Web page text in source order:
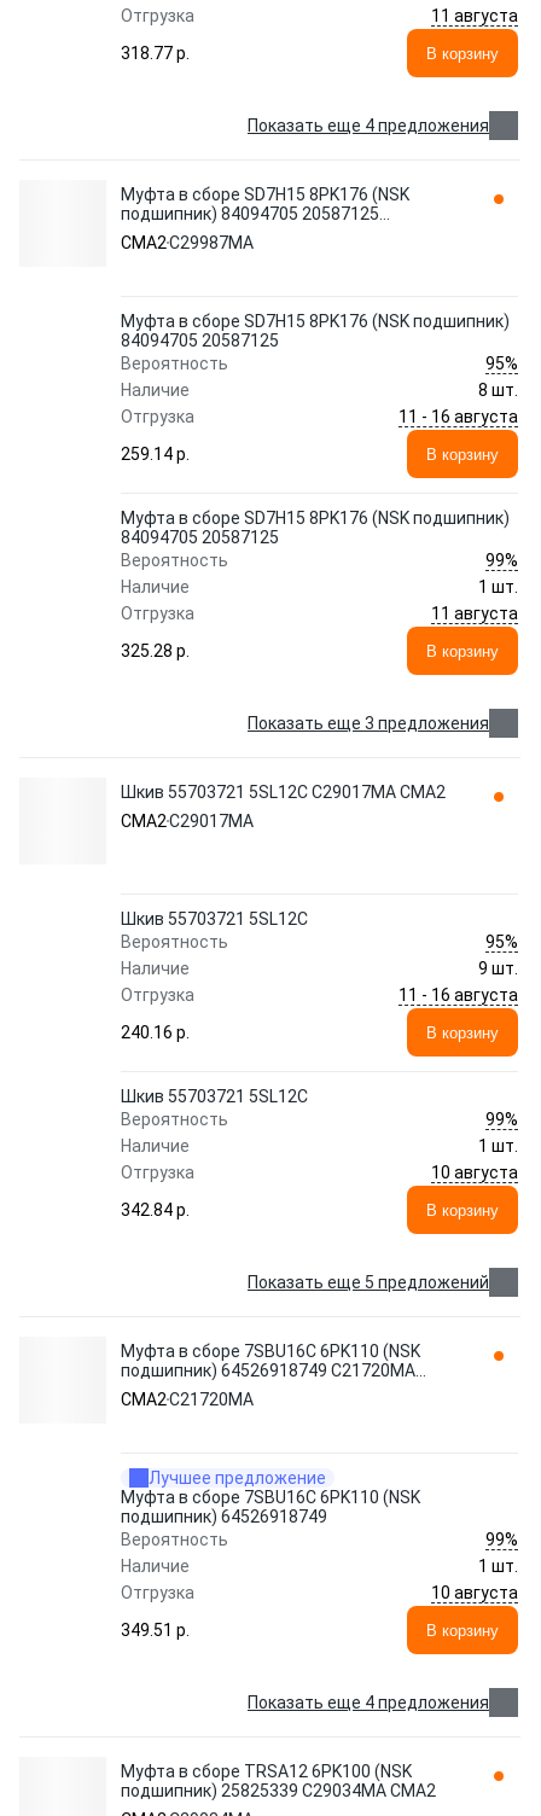
Отгрузка
11 августа
318.77 p.
В корзину
Показать еще 4 предложения
Муфта в сборе SD7H15 8PK176 (NSK
подшипник) 84094705 20587125
C29987MA CMA2
CMA2C29987MA
Муфта в сборе SD7H15 8PK176 (NSK подшипник)
84094705 20587125
Вероятность
95%
Наличие
8 шт.
Отгрузка
11 - 16 августа
259.14 p.
В корзину
Муфта в сборе SD7H15 8PK176 (NSK подшипник)
84094705 20587125
Вероятность
99%
Наличие
1 шт.
Отгрузка
11 августа
325.28 p.
В корзину
Показать еще 3 предложения
Шкив 55703721 5SL12C C29017MA CMA2
CMA2C29017MA
Шкив 55703721 5SL12C
Вероятность
95%
Наличие
9 шт.
Отгрузка
11 - 16 августа
240.16 p.
В корзину
Шкив 55703721 5SL12C
Вероятность
99%
Наличие
1 шт.
Отгрузка
10 августа
342.84 p.
В корзину
Показать еще 5 предложений
Муфта в сборе 7SBU16C 6PK110 (NSK
подшипник) 64526918749 C21720MA
CMA2
CMA2C21720MA
Лучшее предложение
Муфта в сборе 7SBU16C 6PK110 (NSK
подшипник) 64526918749
Вероятность
99%
Наличие
1 шт.
Отгрузка
10 августа
349.51 p.
В корзину
Показать еще 4 предложения
Муфта в сборе TRSA12 6PK100 (NSK
подшипник) 25825339 C29034MA CMA2